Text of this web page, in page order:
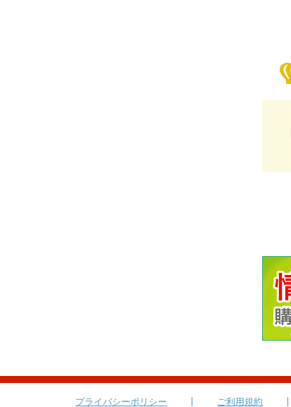
プライバシーポリシー ご利用規約